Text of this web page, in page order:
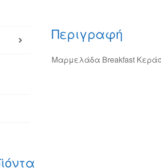
Περιγραφή
Μαρμελάδα Breakfast